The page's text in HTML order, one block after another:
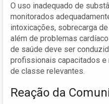
O uso inadequado de
monitorados
intoxicações, sobrecarga
além de problemas
de saúde deve ser
profissionais capacitados
de classe relevantes.
Reação da